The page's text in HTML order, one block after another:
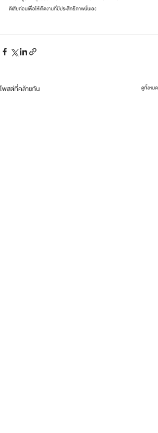
ดีเสียก่อนเพื่อให้เกิดงานที่มีประสิทธิภาพนั่นเอง
โพสต์ที่คล้ายกัน ดูทั้งหมด